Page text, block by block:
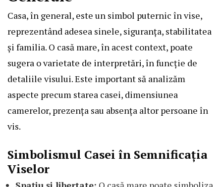
Casa, în general, este un simbol puternic în vise,
reprezentând adesea sinele, siguranța, stabilitatea
și familia. O casă mare, în acest context, poate
sugera o varietate de interpretări, în funcție de
detaliile visului. Este important să analizăm
aspecte precum starea casei, dimensiunea
camerelor, prezența sau absența altor persoane în
vis.
Simbolismul Casei în Semnificația
Viselor